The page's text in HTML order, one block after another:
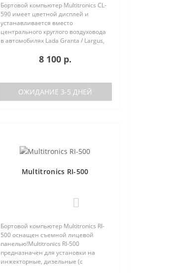
Бортовой компьютер Multitronics CL-
590 имеет цветной дисплей и
устанавливается вместо
центрального круглого воздуховода
в автомобилях Lada Granta / Largus,
Nissan Almera, на место
центральной вставки панели
8 100 р.
ОЖИДАНИЕ 3-5 ДНЕЙ
Multitronics RI-500
Бортовой компьютер Multitronics RI-
500 оснащен съемной лицевой
панелью!Multitronics RI-500
предназначен для установки на
инжекторные, дизельные (с